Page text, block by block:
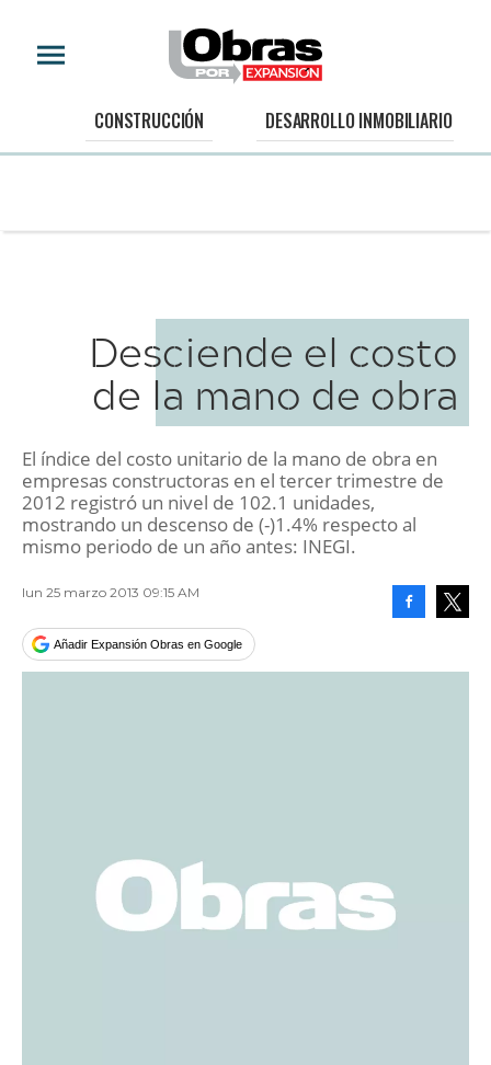
CONSTRUCCIÓN DESARROLLO INMOBILIARIO
Desciende el costo
de la mano de obra
El índice del costo unitario de la mano de obra en
empresas constructoras en el tercer trimestre de
2012 registró un nivel de 102.1 unidades,
mostrando un descenso de (-)1.4% respecto al
mismo periodo de un año antes: INEGI.
lun 25 marzo 2013 09:15 AM
Añadir Expansión Obras en Google